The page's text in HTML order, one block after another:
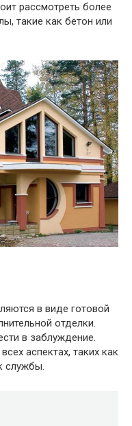
рассмотреть более
такие как бетон или
в виде готовой
отделки.
в заблуждение.
аспектах, таких как
службы.